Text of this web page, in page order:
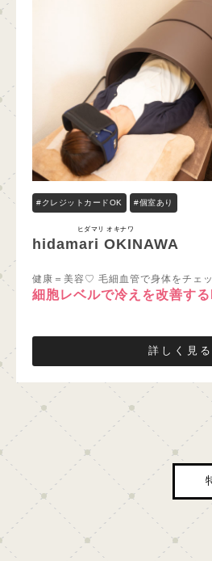
#クレジットカードOK #個室あり
ヒダマリ オキナワ
hidamari OKINAWA
健康＝美容♡ 毛細血管で身体をチェッ
細胞レベルで冷えを改善す
詳しく見る